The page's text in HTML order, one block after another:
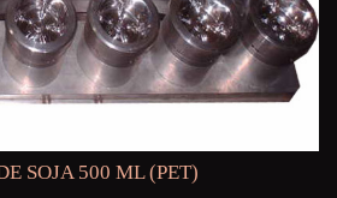
SOJA 500 ML (PET)